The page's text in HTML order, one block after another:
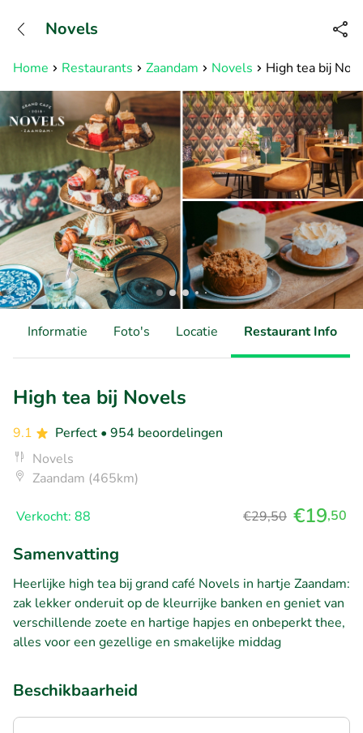
Bereikbaar tot 23:00 uur
Home Restaurants Zaandam Novels High tea bij
Novels
Informatie Foto's Locatie Restaurant Info
High tea bij Novels
9.1 Perfect • 954 beoordelingen
Novels
Zaandam (465km)
Verkocht: 88 €29,50 €19,50
Samenvatting
Heerlijke high tea bij grand café Novels in hartje Zaandam:
zak lekker onderuit op de kleurrijke banken en geniet van
verschillende zoete en hartige hapjes en onbeperkt thee,
alles voor een gezellige en smakelijke middag
Beschikbaarheid